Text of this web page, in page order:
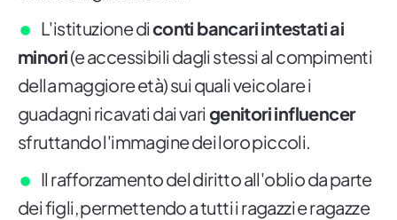
L'istituzione diconti bancari intestati ai
minori(e accessibili dagli stessi al compimenti
della maggiore età) sui quali veicolare i
guadagni ricavati dai vari genitori influencer
sfruttando l'immagine dei loro piccoli.
Il rafforzamento del diritto all'oblio da parte
dei figli, permettendo a tutti i ragazzi e ragazze